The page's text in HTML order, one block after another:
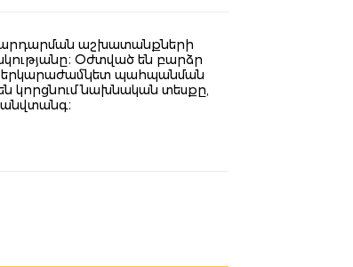
հարդարման աշխատանքների
Օժտված են բարձր
երկարաժամկետ պահպանման
կորցնում նախնական տեսքը,
անվտանգ։